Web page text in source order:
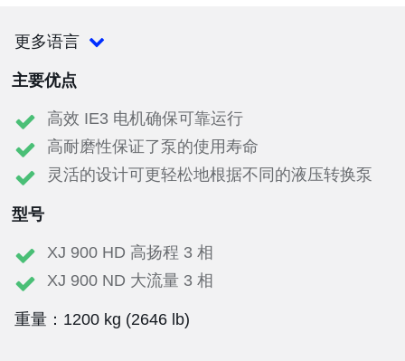
更多语言
主要优点
高效 IE3 电机确保可靠运行
高耐磨性保证了泵的使用寿命
灵活的设计可更轻松地根据不同的液压转换泵
型号
XJ 900 HD 高扬程 3 相
XJ 900 ND 大流量 3 相
重量：1200 kg (2646 lb)